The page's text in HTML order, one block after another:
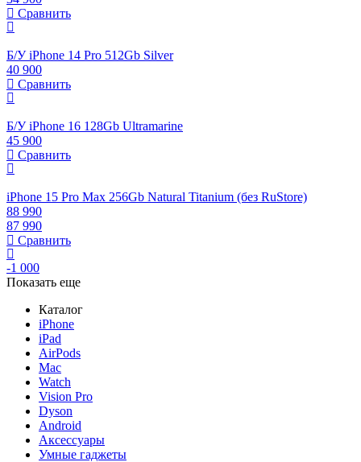
Сравнить
Б/У iPhone 14 Pro 512Gb Silver
40 900
Сравнить
Б/У iPhone 16 128Gb Ultramarine
45 900
Сравнить
iPhone 15 Pro Max 256Gb Natural Titanium (без RuStore)
88 990
87 990
Сравнить
-1 000
Показать еще
Каталог
iPhone
iPad
AirPods
Mac
Watch
Vision Pro
Dyson
Android
Аксессуары
Умные гаджеты